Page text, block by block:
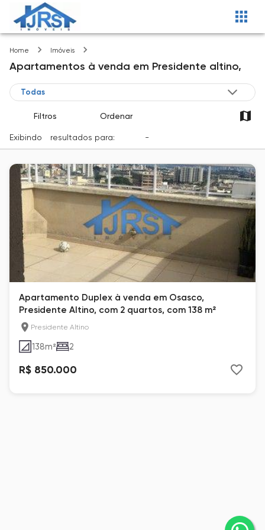
Home Imóveis
Apartamentos à venda em Presidente altino,
Filtros Ordenar
Exibindo resultados para: -
Apartamento Duplex à venda em Osasco,
Presidente Altino, com 2 quartos, com 138 m²
Presidente Altino
138m² 2
R$ 850.000